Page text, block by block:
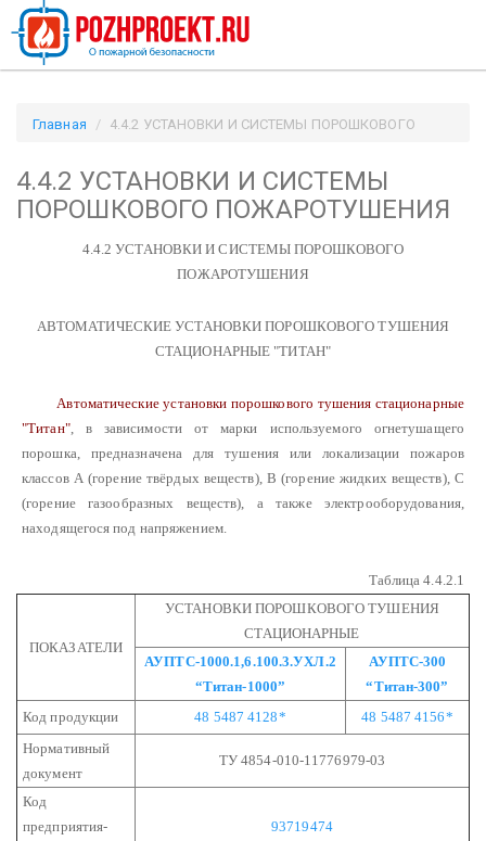
Главная
4.4.2 УСТАНОВКИ И СИСТЕМЫ ПОРОШКОВОГО
4.4.2 УСТАНОВКИ И СИСТЕМЫ
ПОРОШКОВОГО ПОЖАРОТУШЕНИЯ
4.4.2 УСТАНОВКИ И СИСТЕМЫ ПОРОШКОВОГО
ПОЖАРОТУШЕНИЯ
АВТОМАТИЧЕСКИЕ УСТАНОВКИ ПОРОШКОВОГО ТУШЕНИЯ
СТАЦИОНАРНЫЕ "ТИТАН"
Автоматические установки порошкового тушения стационарные
"Титан", в зависимости от марки используемого огнетушащего
порошка, предназначена для тушения или локализации пожаров
классов А (горение твёрдых веществ), В (горение жидких веществ), С
(горение газообразных веществ), а также электрооборудования,
находящегося под напряжением.
Таблица 4.4.2.1
ПОКАЗАТЕЛИ
УСТАНОВКИ ПОРОШКОВОГО ТУШЕНИЯ
СТАЦИОНАРНЫЕ
АУПТС-1000.1,6.100.3.УХЛ.2
“Титан-1000”
АУПТС-300
“Титан-300”
Код продукции
48 5487 4128*
48 5487 4156*
Нормативный
документ
ТУ 4854-010-11776979-03
Код
предприятия-
93719474